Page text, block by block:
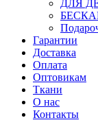
ДЛЯ
Гарантии
Доставка
Оплата
Оптовикам
Ткани
О нас
Контакты